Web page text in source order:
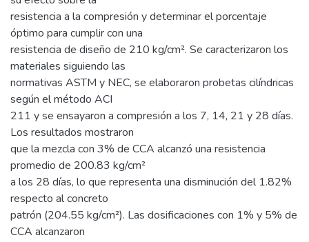
resistencia a la compresión y determinar el porcentaje
óptimo para cumplir con una
resistencia de diseño de 210 kg/cm². Se caracterizaron los
materiales siguiendo las
normativas ASTM y NEC, se elaboraron probetas cilíndricas
según el método ACI
211 y se ensayaron a compresión a los 7, 14, 21 y 28 días.
Los resultados mostraron
que la mezcla con 3% de CCA alcanzó una resistencia
promedio de 200.83 kg/cm²
a los 28 días, lo que representa una disminución del 1.82%
respecto al concreto
patrón (204.55 kg/cm²). Las dosificaciones con 1% y 5% de
CCA alcanzaron